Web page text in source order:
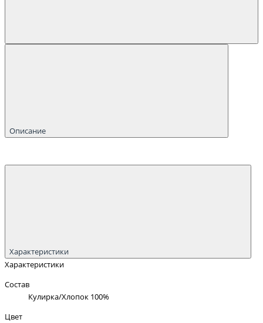
Описание
Характеристики
Характеристики
Состав
Кулирка/Хлопок 100%
Цвет